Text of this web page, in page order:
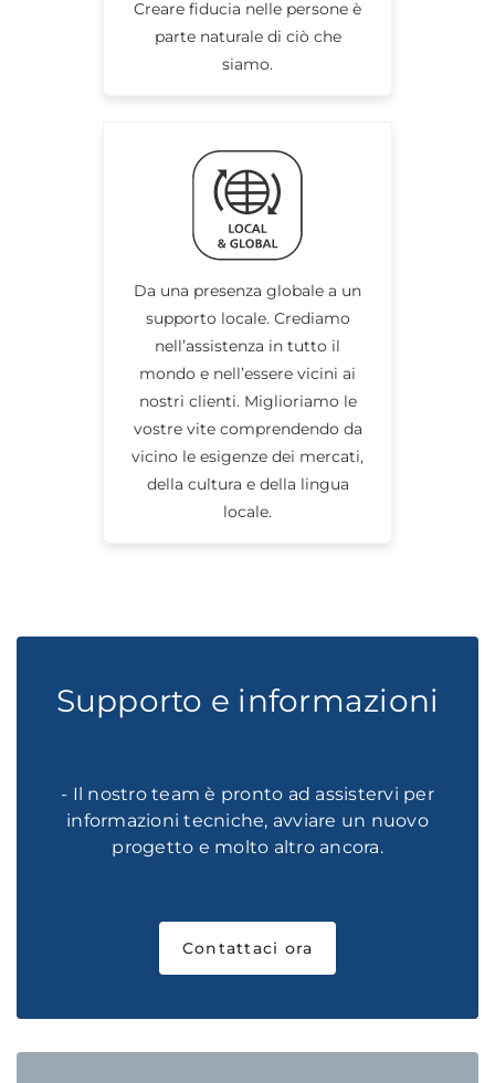
Creare fiducia nelle persone è
parte naturale di ciò che
siamo.
Da una presenza globale a un
supporto locale. Crediamo
nell’assistenza in tutto il
mondo e nell’essere vicini ai
nostri clienti. Miglioriamo le
vostre vite comprendendo da
vicino le esigenze dei mercati,
della cultura e della lingua
locale.
Supporto e informazioni
- Il nostro team è pronto ad assistervi per
informazioni tecniche, avviare un nuovo
progetto e molto altro ancora.
Contattaci ora